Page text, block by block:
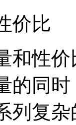
价比
和性
的同
列复